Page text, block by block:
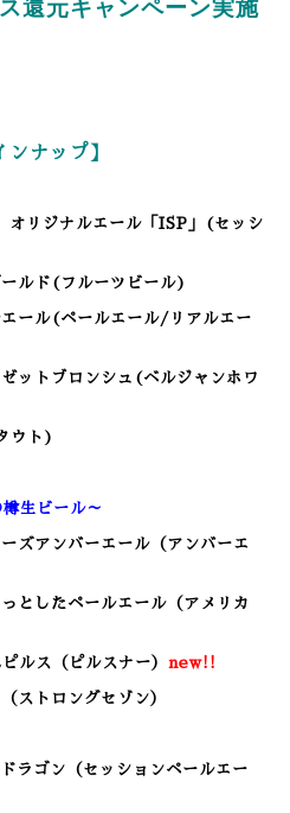
元キャンペーン実施
ンナップ】
リジナルエール「ISP」(セッシ
ルド(フルーツビール)
ール(ペールエール/リアルエー
ットブロンシュ(ベルジャンホワ
ウト)
生ビール～
ズアンバーエール（アンバーエ
としたペールエール（アメリカ
ルス（ピルスナー） new!!
ストロングセゾン）
ラゴン（セッションペールエー